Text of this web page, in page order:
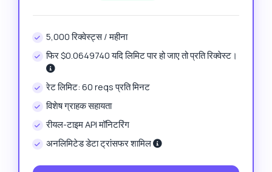
5,000 रिक्वेस्ट्स / महीना
फिर $0.0649740 यदि लिमिट पार हो जाए तो प्रति रिक्वेस्ट।
रेट लिमिट: 60 reqs प्रति मिनट
विशेष ग्राहक सहायता
रीयल-टाइम API मॉनिटरिंग
अनलिमिटेड डेटा ट्रांसफर शामिल